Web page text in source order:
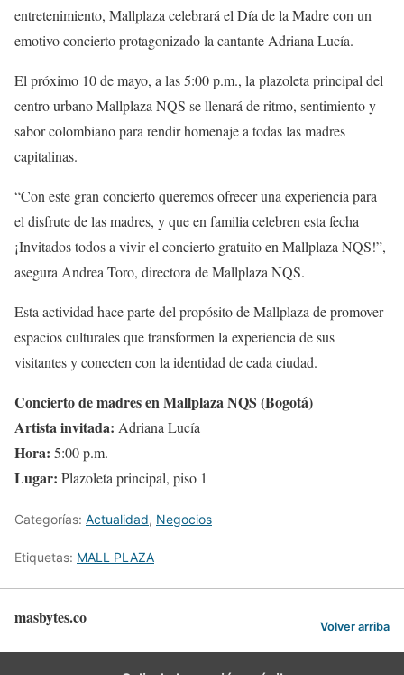
entretenimiento, Mallplaza celebrará el Día de la Madre con un
emotivo concierto protagonizado la cantante Adriana Lucía.
El próximo 10 de mayo, a las 5:00 p.m., la plazoleta principal del
centro urbano Mallplaza NQS se llenará de ritmo, sentimiento y
sabor colombiano para rendir homenaje a todas las madres
capitalinas.
“Con este gran concierto queremos ofrecer una experiencia para
el disfrute de las madres, y que en familia celebren esta fecha
¡Invitados todos a vivir el concierto gratuito en Mallplaza NQS!”,
asegura Andrea Toro, directora de Mallplaza NQS.
Esta actividad hace parte del propósito de Mallplaza de promover
espacios culturales que transformen la experiencia de sus
visitantes y conecten con la identidad de cada ciudad.
Concierto de madres en Mallplaza NQS (Bogotá)
Artista invitada: Adriana Lucía
Hora: 5:00 p.m.
Lugar: Plazoleta principal, piso 1
Categorías: Actualidad, Negocios
Etiquetas: MALL PLAZA
masbytes.co Volver arriba